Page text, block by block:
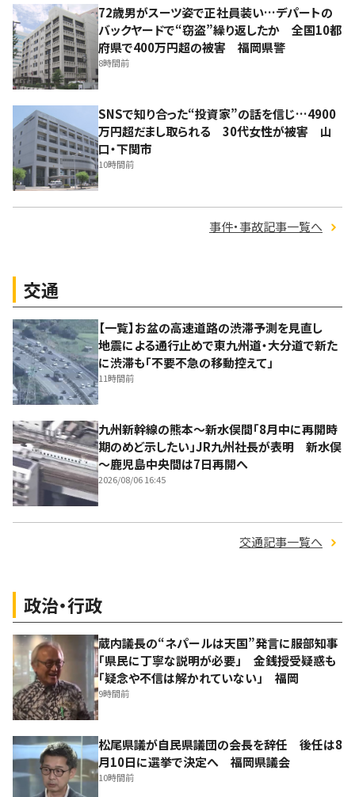
72歳男がスーツ姿で正社員装い…デパートの
バックヤードで“窃盗”繰り返したか 全国10都
府県で400万円超の被害 福岡県警
8時間前
SNSで知り合った“投資家”の話を信じ…4900
万円超だまし取られる 30代女性が被害 山
口・下関市
10時間前
事件・事故記事一覧へ
交通
【一覧】お盆の高速道路の渋滞予測を見直し
地震による通行止めで東九州道・大分道で新た
に渋滞も「不要不急の移動控えて」
11時間前
九州新幹線の熊本～新水俣間「8月中に再開時
期のめど示したい」JR九州社長が表明 新水俣
～鹿児島中央間は7日再開へ
2026/08/06 16:45
交通記事一覧へ
政治・行政
蔵内議長の“ネパールは天国”発言に服部知事
「県民に丁寧な説明が必要」 金銭授受疑惑も
「疑念や不信は解かれていない」 福岡
9時間前
松尾県議が自民県議団の会長を辞任 後任は8
月10日に選挙で決定へ 福岡県議会
10時間前